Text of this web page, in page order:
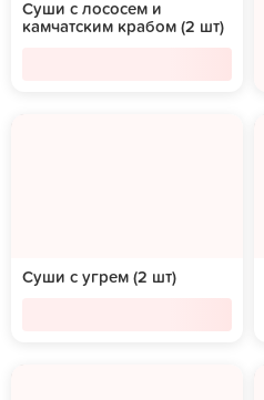
Суши с лососем и
камчатским крабом (2 шт)
Суши с угрем (2 шт)